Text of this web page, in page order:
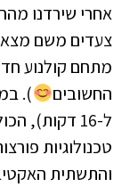
אחרי שירדנו
מתחם קולנוע
החשובים
ל-16 דקות),
טכנולוגיות
והתשתית